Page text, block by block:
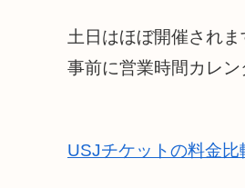
土日はほぼ開催されま
事前に営業時間カレン
USJチケットの料金比